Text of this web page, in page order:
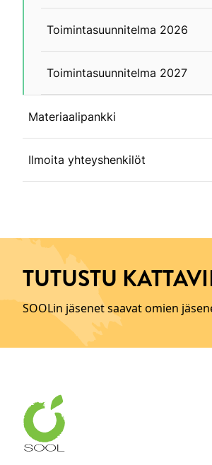
Toimintasuunnitelma 2026
Toimintasuunnitelma 2027
Materiaalipankki
Ilmoita yhteyshenkilöt
TUTUSTU
SOOLin jäsenet saavat omien